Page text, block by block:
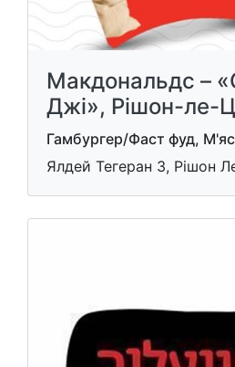
Макдональдс –
Джі», Рішон-ле-
Гамбургер/Фаст фуд,
Ялдей Тегеран 3, Рішон